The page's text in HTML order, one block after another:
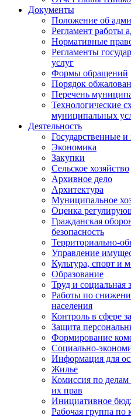
Документы
Положение об
Регламент работы
Нормативные
Регламенты
услуг
Формы обращений
Порядок
Перечень
Технологические
муниципальных
Деятельность
Государственные
Экономика
Закупки
Сельское хозяйство
Архивное дело
Архитектура
Муниципальное
Оценка
Гражданская
безопасность
Территориально-
Управление
Культура, спорт и
Образование
Труд и социальная
Работы по
населения
Контроль в сфере
Защита
Формирование
Социально-
Информация для
Жилье
Комиссия по
их прав
Инициативное
Рабочая группа по